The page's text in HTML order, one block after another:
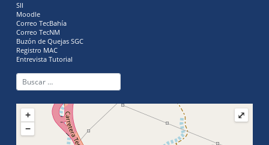
SII
Moodle
Correo TecBahía
Correo TecNM
Buzón de Quejas SGC
Registro MAC
Entrevista Tutorial
+
−
⤢